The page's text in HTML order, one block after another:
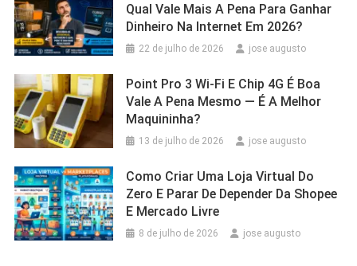
Qual Vale Mais A Pena Para Ganhar
Dinheiro Na Internet Em 2026?
22 de julho de 2026 jose augusto
Point Pro 3 Wi‑Fi E Chip 4G É Boa
Vale A Pena Mesmo — É A Melhor
Maquininha?
13 de julho de 2026 jose augusto
Como Criar Uma Loja Virtual Do
Zero E Parar De Depender Da Shopee
E Mercado Livre
8 de julho de 2026 jose augusto